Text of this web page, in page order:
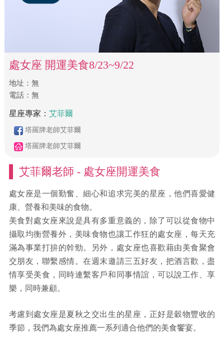
處女座 開運美食8/23~9/22
地址：無
​電話：無
星座專家： 艾菲爾
塔羅牌老師艾菲爾
塔羅牌老師艾菲爾
艾菲爾老師 - 處女座開運美食
處女座是一個勤奮、細心和追求完美的星座，他們喜愛健
康、營養和美味的食物。
美食對處女座來說是具有多重意義的，除了可以從食物中
攝取均衡營養外，美味食物也讓工作狂的處女座，每天充
滿為事業打拚的幹勁。另外，處女座也喜歡藉由美食聚會
交朋友，聯繫感情。在週末邀請三五好友，把酒言歡，盡
情享受美食，同時連繫客戶和同事情誼，可以說工作、享
樂，同時兼顧。
考慮到處女座是夏秋之交出生的星座，正好是穀物豐收的
季節，我們為處女座推薦一系列適合他們的美食饗宴。